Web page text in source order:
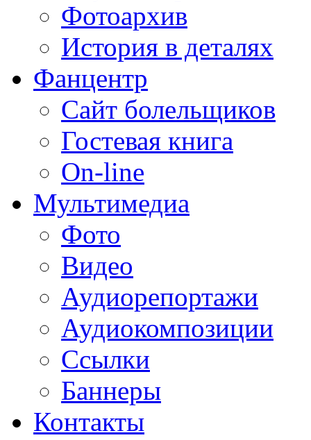
Фотоархив
История в деталях
Фанцентр
Сайт болельщиков
Гостевая книга
On-line
Мультимедиа
Фото
Видео
Аудиорепортажи
Аудиокомпозиции
Ссылки
Баннеры
Контакты